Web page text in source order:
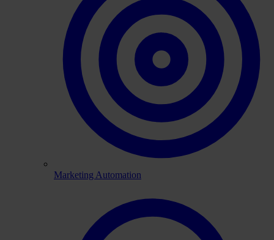
Marketing Automation